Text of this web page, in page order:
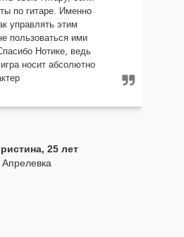
по гитаре. Именно
управлять этим
пользоваться ими
Нотике, ведь
носит абсолютно
25 лет
Апрелевка